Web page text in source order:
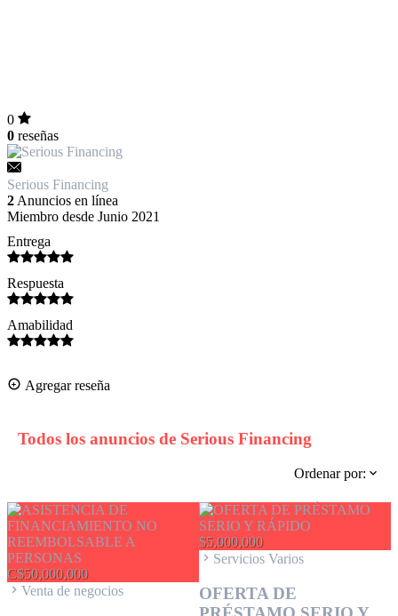
Todos los anuncios de Serious Financing
Ordenar por:
C$50,000,000
Venta de negocios
$5,000,000
Servicios Varios
OFERTA DE
0
0 reseñas
Serious Financing
2 Anuncios en línea
Miembro desde Junio 2021
Entrega
Respuesta
Amabilidad
Agregar reseña